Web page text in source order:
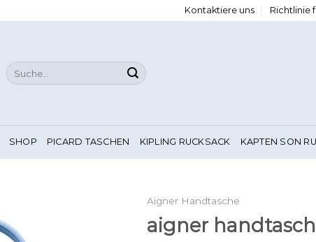
Kontaktiere uns Richtlinie
Suche
nach:
SHOP PICARD TASCHEN KIPLING RUCKSACK KAPTEN SON
Aigner Handtasche
aigner